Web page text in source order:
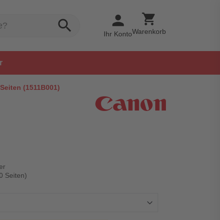
search person
Ihr Konto
shopping_cart
Warenkorb
(1511B001)
Seiten)